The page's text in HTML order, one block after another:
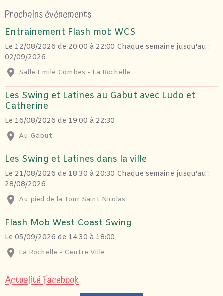
Prochains événements
Entrainement Flash mob WCS
Le 12/08/2026 de 20:00 à 22:00 Chaque semaine jusqu'au :
02/09/2026
Salle Emile Combes - La Rochelle
Les Swing et Latines au Gabut avec Ludo et
Catherine
Le 16/08/2026 de 19:00 à 22:30
Au Gabut
Les Swing et Latines dans la ville
Le 21/08/2026 de 18:30 à 20:30 Chaque semaine jusqu'au :
28/08/2026
Au pied de la Tour Saint Nicolas
Flash Mob West Coast Swing
Le 05/09/2026 de 14:30 à 18:00
La Rochelle - Centre Ville
Actualité Facebook